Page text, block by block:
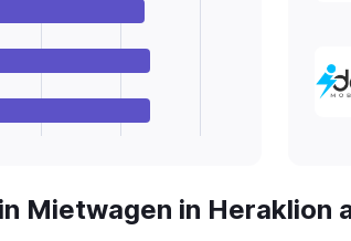
Mietwagen in Heraklion